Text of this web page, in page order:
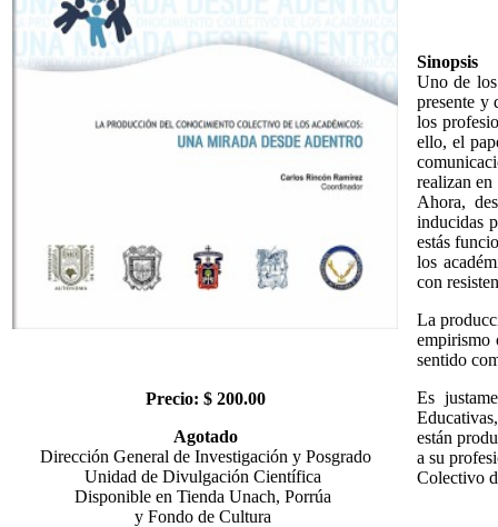
Precio: $ 200.00
Agotado
Dirección General de Investigación y Posgrado
Unidad de Divulgación Científica
Disponible en Tienda Unach, Porrúa
y Fondo de Cultura
Sinopsis
Uno de los
presente y
los
ello, el
realizan
Ahora,
inducidas
estás
los
con
La
empirismo
sentido
Es
están
a su
Colectivo